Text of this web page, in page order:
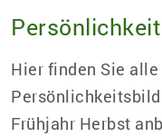
Hier finden Sie
Frühjahr Herbst